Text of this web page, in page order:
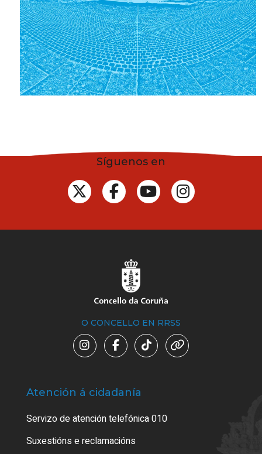
Síguenos en
O CONCELLO EN RRSS
Atención á cidadanía
Servizo de atención telefónica 010
Suxestións e reclamacións